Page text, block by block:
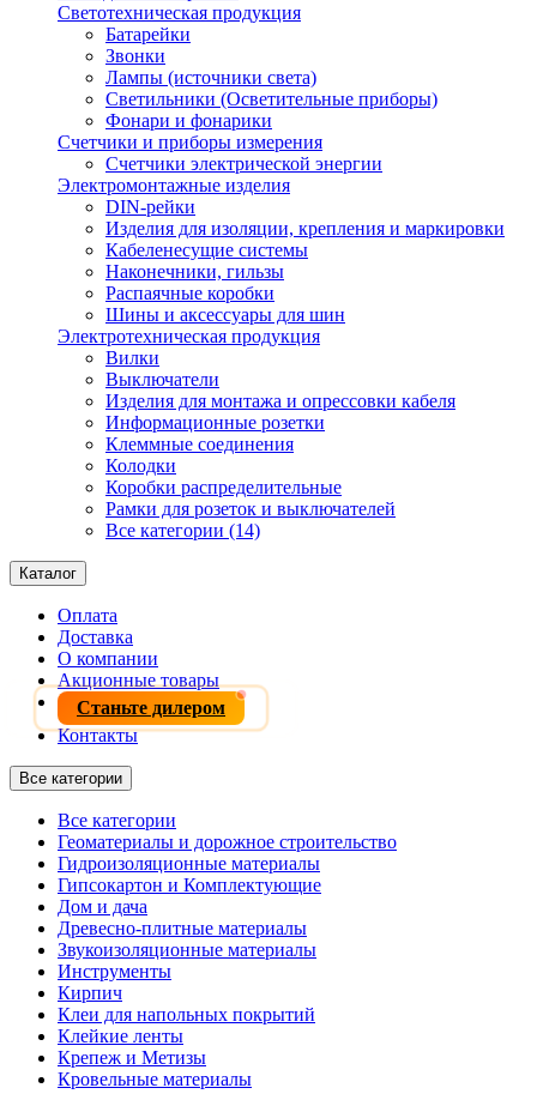
Светотехническая продукция
Батарейки
Звонки
Лампы (источники света)
Светильники (Осветительные приборы)
Фонари и фонарики
Счетчики и приборы измерения
Счетчики электрической энергии
Электромонтажные изделия
DIN-рейки
Изделия для изоляции, крепления и маркировки
Кабеленесущие системы
Наконечники, гильзы
Распаячные коробки
Шины и аксессуары для шин
Электротехническая продукция
Вилки
Выключатели
Изделия для монтажа и опрессовки кабеля
Информационные розетки
Клеммные соединения
Колодки
Коробки распределительные
Рамки для розеток и выключателей
Все категории (14)
Каталог
Оплата
Доставка
О компании
Акционные товары
Станьте дилером
Контакты
Все категории
Все категории
Геоматериалы и дорожное строительство
Гидроизоляционные материалы
Гипсокартон и Комплектующие
Дом и дача
Древесно-плитные материалы
Звукоизоляционные материалы
Инструменты
Кирпич
Клеи для напольных покрытий
Клейкие ленты
Крепеж и Метизы
Кровельные материалы